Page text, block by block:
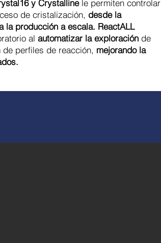
y Crystallinele permiten controlar
de cristalización, desde la
la producción a escala. ReactALL
al automatizar la exploración de
perfiles de reacción, mejorando la